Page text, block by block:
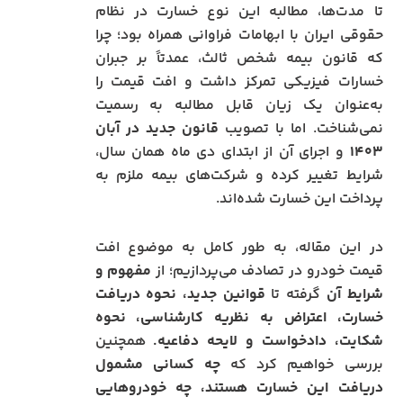
تا مدت‌ها، مطالبه این نوع خسارت در نظام
حقوقی ایران با ابهامات فراوانی همراه بود؛ چرا
که قانون بیمه شخص ثالث، عمدتاً بر جبران
خسارات فیزیکی تمرکز داشت و افت قیمت را
به‌عنوان یک زیان قابل مطالبه به رسمیت
نمی‌شناخت. اما با تصویب قانون جدید در آبان
۱۴۰۳ و اجرای آن از ابتدای دی‌ ماه همان سال،
شرایط تغییر کرده و شرکت‌های بیمه ملزم به
پرداخت این خسارت شده‌اند.
در این مقاله، به طور کامل به موضوع افت
قیمت خودرو در تصادف می‌پردازیم؛ از مفهوم و
شرایط آن گرفته تا قوانین جدید، نحوه دریافت
خسارت، اعتراض به نظریه کارشناسی، نحوه
شکایت، دادخواست و لایحه دفاعیه. همچنین
بررسی خواهیم کرد کهچه کسانی مشمول
دریافت این خسارت هستند، چه خودروهایی